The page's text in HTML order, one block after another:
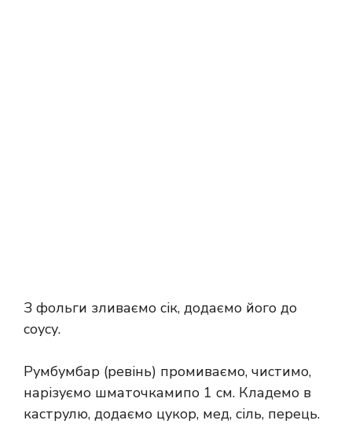
З фольги зливаємо сік, додаємо його до
соусу.
Румбумбар (ревінь) промиваємо, чистимо,
нарізуємо шматочкамипо 1 см. Кладемо в
каструлю, додаємо цукор, мед, сіль, перець.